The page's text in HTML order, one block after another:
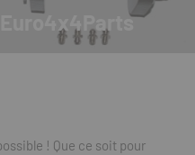
Euro4x4Parts
! Que ce soit pour